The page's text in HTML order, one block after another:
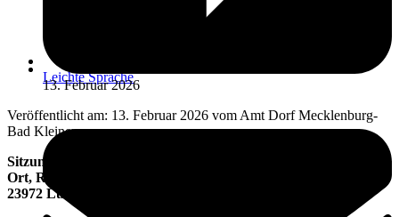
Leichte Sprache
13. Februar 2026
Veröffentlicht am: 13. Februar 2026 vom Amt Dorf Mecklenburg-
Bad Kleinen
Sitzungstermin: Dienstag, 24.02.2026, 19:00 Uhr
Ort, Raum: Feuerwehrgerätehaus Lübow, Am Sportplatz 11,
23972 Lübow